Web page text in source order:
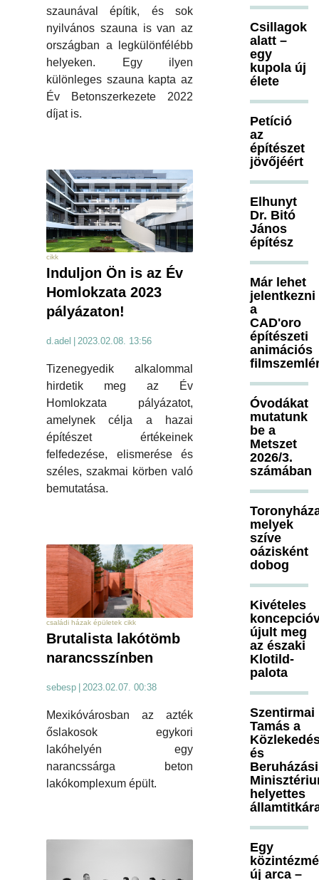
szaunával építik, és sok
nyilvános szauna is van az
országban a legkülönfélébb
helyeken. Egy ilyen
különleges szauna kapta az
Év Betonszerkezete 2022
díjat is.
cikk
Induljon Ön is az Év
Homlokzata 2023
pályázaton!
d.adel 2023.02.08. 13:56
Tizenegyedik alkalommal
hirdetik meg az Év
Homlokzata pályázatot,
amelynek célja a hazai
építészet értékeinek
felfedezése, elismerése és
széles, szakmai körben való
bemutatása.
családi házak épületek cikk
Brutalista lakótömb
narancsszínben
sebesp 2023.02.07. 00:38
Mexikóvárosban az azték
őslakosok egykori
lakóhelyén egy
narancssárga beton
lakókomplexum épült.
Csillagok
alatt –
egy
kupola új
élete
Petíció
az
építészet
jövőjéért
Elhunyt
Dr. Bitó
János
építész
Már lehet
jelentkezni
a
CAD'oro
építészeti
animációs
Óvodákat
mutatunk
be a
Metszet
2026/3.
számában
melyek
szíve
oázisként
dobog
Kivételes
újult meg
az északi
Klotild-
palota
Szentirmai
Tamás a
és
Beruházási
helyettes
Egy
új arca –